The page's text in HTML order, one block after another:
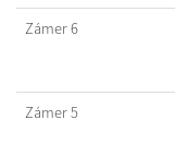
Zámer 6
Zámer 5